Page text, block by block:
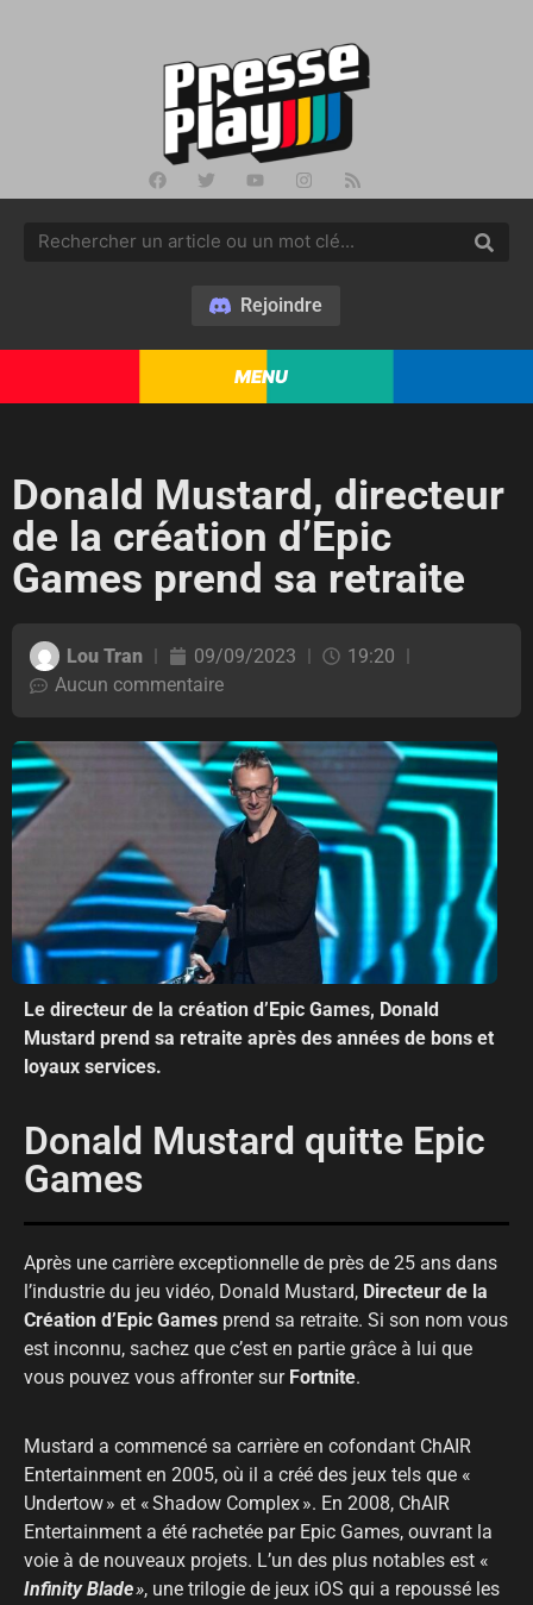
Rejoindre
MENU
Donald Mustard, directeur
de la création d’Epic
Games prend sa retraite
Lou Tran 09/09/2023
19:20
Aucun commentaire
Le directeur de la création d’Epic Games, Donald
Mustard prend sa retraite après des années de bons et
loyaux services.
Donald Mustard quitte Epic
Games
Après une carrière exceptionnelle de près de 25 ans dans
l’industrie du jeu vidéo, Donald Mustard, Directeur de la
Création d’Epic Games prend sa retraite. Si son nom vous
est inconnu, sachez que c’est en partie grâce à lui que
vous pouvez vous affronter sur Fortnite.
Mustard a commencé sa carrière en cofondant ChAIR
Entertainment en 2005, où il a créé des jeux tels que «
Undertow » et « Shadow Complex ». En 2008, ChAIR
Entertainment a été rachetée par Epic Games, ouvrant la
voie à de nouveaux projets. L’un des plus notables est «
Infinity Blade», une trilogie de jeux iOS qui a repoussé les